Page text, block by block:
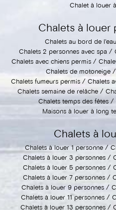
Chalet à louer
Chalets à louer
Chalets au bord de l'eau
Chalets 2 personnes avec spa
Chalets avec chiens permis
Chalets de motoneige
Chalets fumeurs permis
Chalets
Chalets semaine de relâche
Chalets temps des fêtes
Maisons à louer à long
Chalets à
Chalets à louer 1 personne
Chalets à louer 3 personnes
Chalets à louer 5 personnes
Chalets à louer 7 personnes
Chalets à louer 9 personnes
Chalets à louer 11 personnes
Chalets à louer 13 personnes